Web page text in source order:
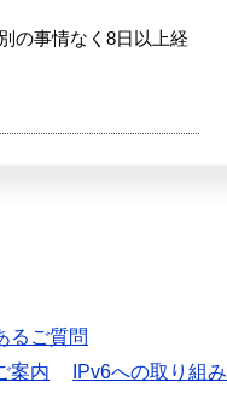
の事情なく8日以上経
るご質問
案内
IPv6への取り組み